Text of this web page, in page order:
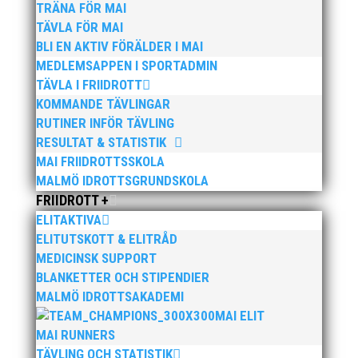
TRÄNA FÖR MAI
TÄVLA FÖR MAI
BLI EN AKTIV FÖRÄLDER I MAI
MEDLEMSAPPEN I SPORTADMIN
TÄVLA I FRIIDROTT
KOMMANDE TÄVLINGAR
RUTINER INFÖR TÄVLING
RESULTAT & STATISTIK
MAI FRIIDROTTSSKOLA
MALMÖ IDROTTSGRUNDSKOLA
FRIIDROTT +
ELITAKTIVA
ELITUTSKOTT & ELITRÅD
MEDICINSK SUPPORT
BLANKETTER OCH STIPENDIER
MALMÖ IDROTTSAKADEMI
MAI ELIT
MAI RUNNERS
TÄVLING OCH STATISTIK
Publicerat tidigare
Bilder från Stafett-SM 2026. Foto: Thomas
Leandersson Fler bilder från MAI:s Årsmöte 2026